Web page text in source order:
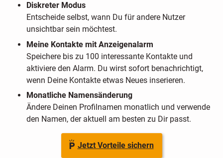
Diskreter Modus
Entscheide selbst, wann Du für andere Nutzer
unsichtbar sein möchtest.
Meine Kontakte mit Anzeigenalarm
Speichere bis zu 100 interessante Kontakte und
aktiviere den Alarm. Du wirst sofort benachrichtigt,
wenn Deine Kontakte etwas Neues inserieren.
Monatliche Namensänderung
Ändere Deinen Profilnamen monatlich und verwende
den Namen, der aktuell am besten zu Dir passt.
Jetzt Vorteile sichern